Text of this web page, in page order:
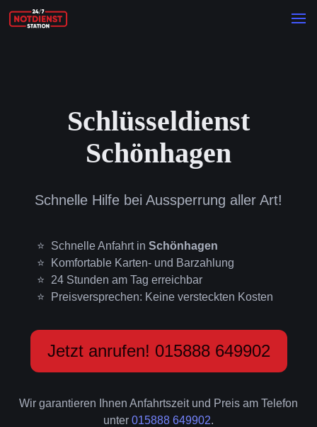
Schlüsseldienst
Schönhagen
Schnelle Hilfe bei Aussperrung aller Art!
Schnelle Anfahrt in Schönhagen
Komfortable Karten- und Barzahlung
24 Stunden am Tag erreichbar
Preisversprechen: Keine versteckten Kosten
Jetzt anrufen! 015888 649902
Wir garantieren Ihnen Anfahrtszeit und Preis am Telefon
unter 015888 649902.